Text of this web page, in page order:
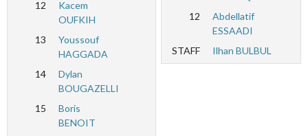
12
Kacem
OUFKIH
13
Youssouf
HAGGADA
14
Dylan
BOUGAZELLI
15
Boris
BENOIT
12
Abdellatif
ESSAADI
STAFF
Ilhan BULBUL